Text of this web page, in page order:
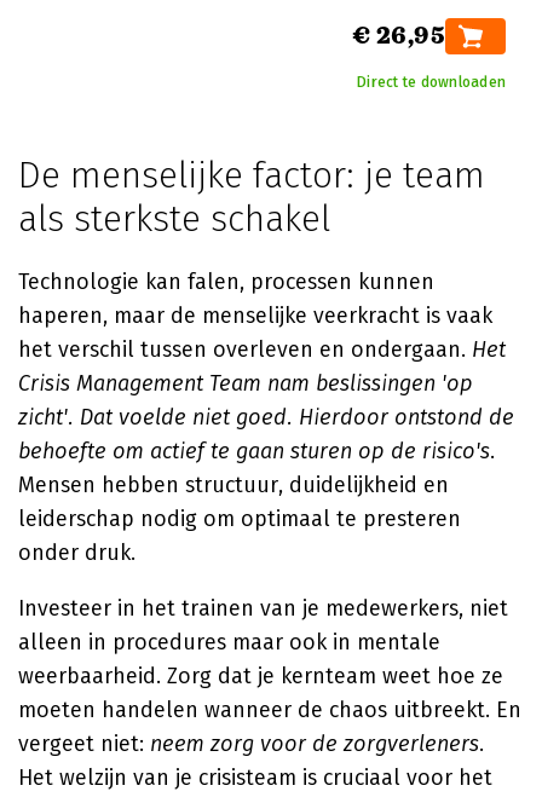
€ 26,95
Direct te downloaden
De menselijke factor: je team
als sterkste schakel
Technologie kan falen, processen kunnen
haperen, maar de menselijke veerkracht is vaak
het verschil tussen overleven en ondergaan. Het
Crisis Management Team nam beslissingen 'op
zicht'. Dat voelde niet goed. Hierdoor ontstond de
behoefte om actief te gaan sturen op de risico's.
Mensen hebben structuur, duidelijkheid en
leiderschap nodig om optimaal te presteren
onder druk.
Investeer in het trainen van je medewerkers, niet
alleen in procedures maar ook in mentale
weerbaarheid. Zorg dat je kernteam weet hoe ze
moeten handelen wanneer de chaos uitbreekt. En
vergeet niet: neem zorg voor de zorgverleners.
Het welzijn van je crisisteam is cruciaal voor het